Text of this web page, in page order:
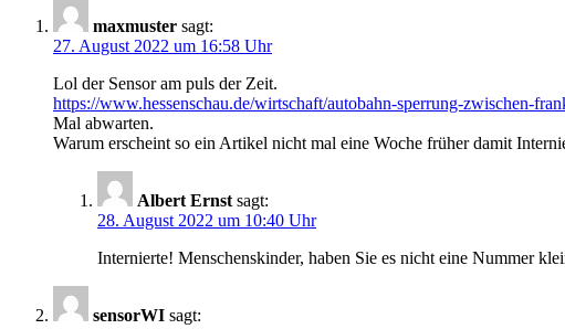
maxmuster sagt:
27. August 2022 um 16:58 Uhr
Lol der Sensor am puls der Zeit.
https://www.hessenschau.de/wirtschaft/autobahn-sperrung-zwischen-
Mal abwarten.
Warum erscheint so ein Artikel nicht mal eine Woche früher damit
Albert Ernst sagt:
28. August 2022 um 10:40 Uhr
Internierte! Menschenskinder, haben Sie es nicht eine Nummer
sensorWI sagt: